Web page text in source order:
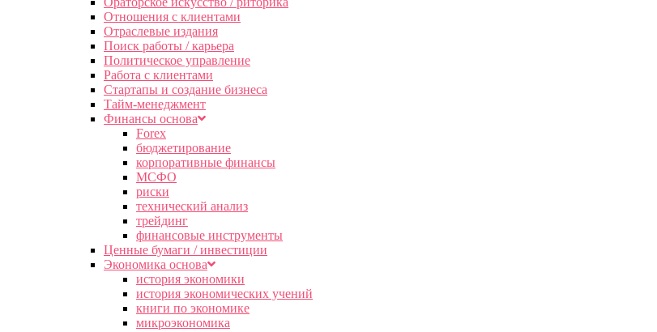
Отношения с клиентами
Отраслевые издания
Поиск работы / карьера
Политическое управление
Работа с клиентами
Стартапы и создание бизнеса
Тайм-менеджмент
Финансы основа
Forex
бюджетирование
корпоративные финансы
МСФО
риски
технический анализ
трейдинг
финансовые инструменты
Ценные бумаги / инвестиции
Экономика основа
история экономики
история экономических учений
книги по экономике
микроэкономика